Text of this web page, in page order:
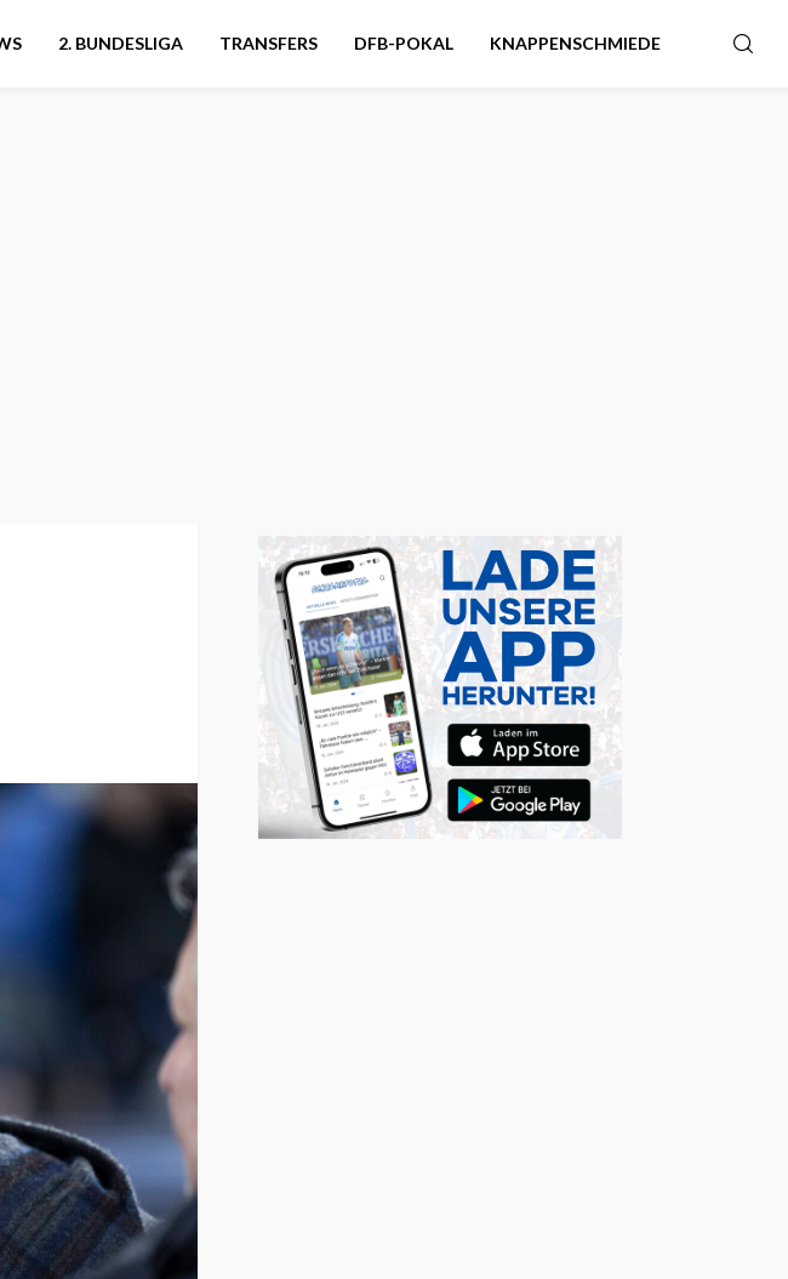
2. BUNDESLIGA TRANSFERS DFB-POKAL KNAPPENSCHMIEDE